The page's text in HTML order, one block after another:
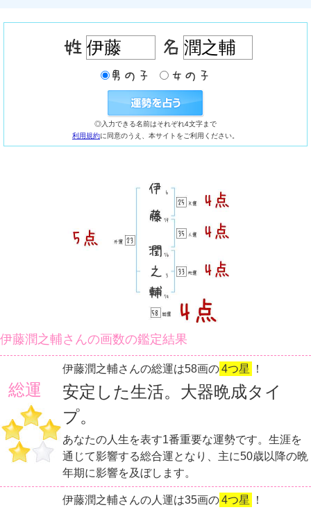
◎入力できる名前はそれぞれ4文字まで
利用規約に同意のうえ、本サイトをご利用ください。
伊藤潤之輔さんの画数の鑑定結果
総運
伊藤潤之輔さんの総運は58画の4つ星 ！
安定した生活。大器晩成タイ
プ。
あなたの人生を表す1番重要な運勢です。生涯を
通じて影響する総合運となり、主に50歳以降の晩
年期に影響を及ぼします。
伊藤潤之輔さんの人運は35画の4つ星 ！